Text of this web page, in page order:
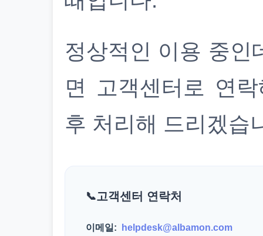
정상적인 이용 중인
면 고객센터로 연
후 처리해 드리겠습
고객센터 연락처
이메일:
helpdesk@albamon.com